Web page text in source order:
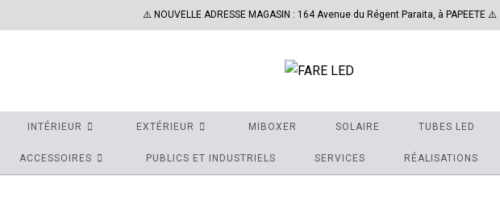
⚠️ NOUVELLE ADRESSE MAGASIN : 164 Avenue du Régent Paraita, à PAPEETE ⚠️
INTÉRIEUR EXTÉRIEUR MIBOXER SOLAIRE TUBES LED
ACCESSOIRES PUBLICS ET INDUSTRIELS SERVICES RÉALISATIONS